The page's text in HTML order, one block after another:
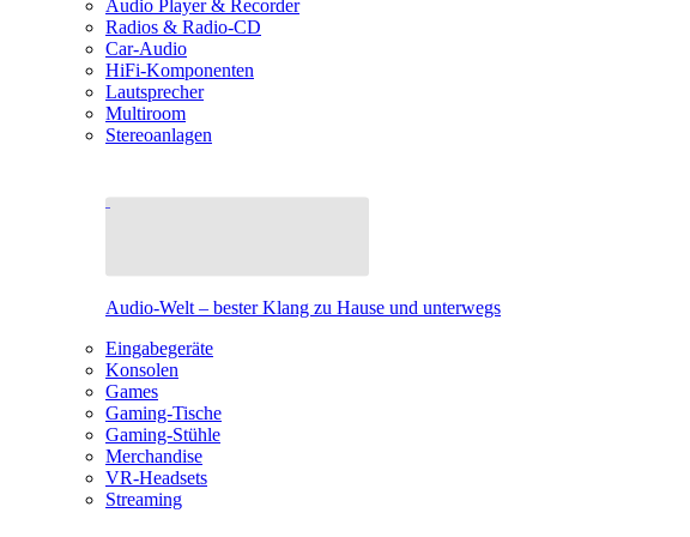
Audio Player & Recorder
Radios & Radio-CD
Car-Audio
HiFi-Komponenten
Lautsprecher
Multiroom
Stereoanlagen
Audio-Welt – bester Klang zu Hause und unterwegs
Eingabegeräte
Konsolen
Games
Gaming-Tische
Gaming-Stühle
Merchandise
VR-Headsets
Streaming